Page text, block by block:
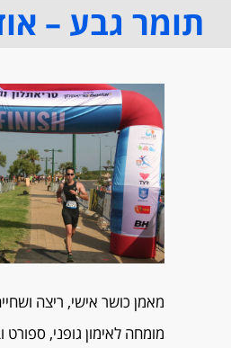
תומר גבע –
מאמן כושר אישי, ריצה
מומחה לאימון גופני, ספורט